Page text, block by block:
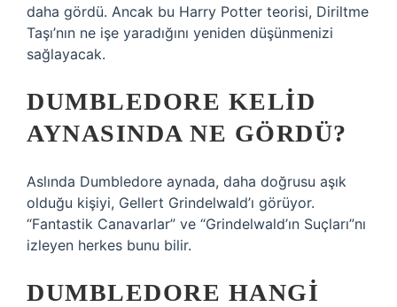
daha gördü. Ancak bu Harry Potter teorisi, Diriltme
Taşı’nın ne işe yaradığını yeniden düşünmenizi
sağlayacak.
DUMBLEDORE KELID
AYNASINDA NE GÖRDÜ?
Aslında Dumbledore aynada, daha doğrusu aşık
olduğu kişiyi, Gellert Grindelwald’ı görüyor.
“Fantastik Canavarlar” ve “Grindelwald’ın Suçları”nı
izleyen herkes bunu bilir.
DUMBLEDORE HANGI